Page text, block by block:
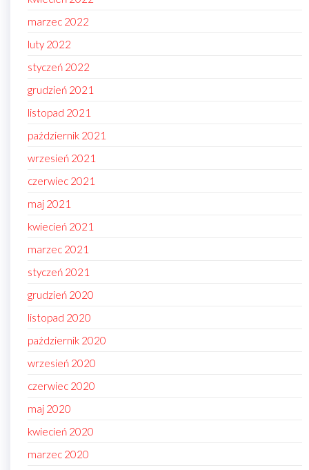
marzec 2022
luty 2022
styczeń 2022
grudzień 2021
listopad 2021
październik 2021
wrzesień 2021
czerwiec 2021
maj 2021
kwiecień 2021
marzec 2021
styczeń 2021
grudzień 2020
listopad 2020
październik 2020
wrzesień 2020
czerwiec 2020
maj 2020
kwiecień 2020
marzec 2020